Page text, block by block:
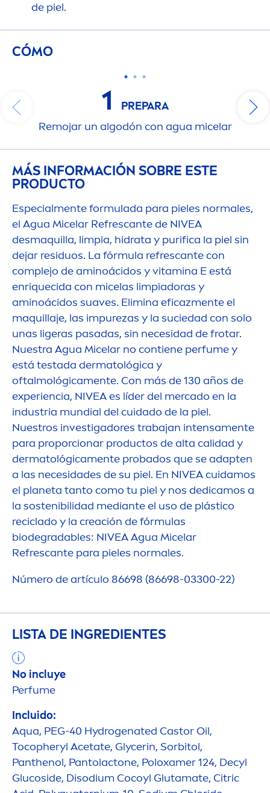
de piel.
CÓMO
1
PREPARA
Remojar un algodón con agua micelar
MÁS INFORMACIÓN SOBRE ESTE
PRODUCTO
Especialmente formulada para pieles normales,
el Agua Micelar Refrescante de NIVEA
desmaquilla, limpia, hidrata y purifica la piel sin
dejar residuos. La fórmula refrescante con
complejo de aminoácidos yvitamina E está
enriquecida con micelas limpiadoras y
aminoácidos suaves. Elimina eficazmente el
maquillaje, las impurezas y la suciedad con solo
unas ligeras pasadas, sin necesidad de frotar.
Nuestra Agua Micelar no contiene perfume y
está testada dermatológica y
oftalmológicamente. Con más de 130 años de
experiencia, NIVEAes líder del mercado en la
industria mundial del cuidado de la piel.
Nuestros investigadores trabajan intensamente
para proporcionar productos de alta calidad y
dermatológicamente probados que se adapten
a las necesidades de su piel. En NIVEAcuidamos
el planeta tanto como tu piel y nos dedicamos a
la sostenibilidad mediante el uso de plástico
reciclado y la creación de fórmulas
biodegradables: NIVEAAgua Micelar
Refrescante para pieles normales.
Número de artículo 86698 (86698-03300-22)
LISTA DE INGREDIENTES
No incluye
Perfume
Incluido:
Aqua, PEG-40 Hydrogenated Castor Oil,
Tocopheryl Acetate, Glycerin, Sorbitol,
Panthenol, Pantolactone, Poloxamer 124, Decyl
Glucoside, Disodium Cocoyl Glutamate, Citric